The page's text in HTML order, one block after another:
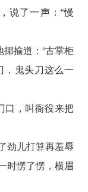
说了一声：“慢
揄道：“古掌柜
，鬼头刀这么一
口，叫衙役来把
劲儿打算再羞辱
时愣了愣，横眉